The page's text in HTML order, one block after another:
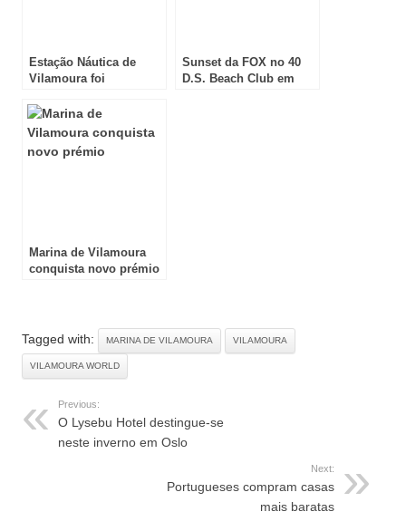
Estação Náutica de
Vilamoura foi
Sunset da FOX no 40
D.S. Beach Club em
Marina de Vilamoura
conquista novo prémio
Tagged with: MARINA DE VILAMOURA VILAMOURA
VILAMOURA WORLD
Previous:
O Lysebu Hotel destingue-se
neste inverno em Oslo
Next:
Portugueses compram casas
mais baratas